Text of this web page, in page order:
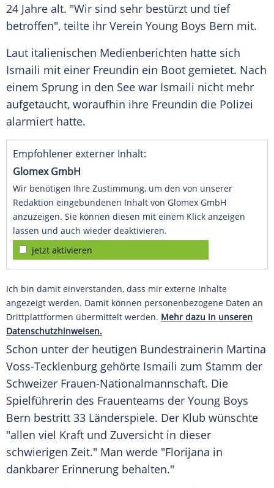
24 Jahre alt. "Wir sind sehr bestürzt und tief
betroffen", teilte ihr Verein Young Boys Bern mit.
Laut italienischen Medienberichten hatte sich
Ismaili mit einer Freundin ein Boot gemietet. Nach
einem Sprung in den See war Ismaili nicht mehr
aufgetaucht, woraufhin ihre Freundin die Polizei
alarmiert hatte.
Empfohlener externer Inhalt:
Glomex GmbH
Wir benötigen Ihre Zustimmung, um den von unserer
Redaktion eingebundenen Inhalt von Glomex GmbH
anzuzeigen. Sie können diesen mit einem Klick anzeigen
lassen und auch wieder deaktivieren.
jetzt aktivieren
Ich bin damit einverstanden, dass mir externe Inhalte
angezeigt werden. Damit können personenbezogene Daten an
Drittplattformen übermittelt werden. Mehr dazu in unseren
Datenschutzhinweisen.
Schon unter der heutigen Bundestrainerin Martina
Voss-Tecklenburg gehörte Ismaili zum Stamm der
Schweizer Frauen-Nationalmannschaft. Die
Spielführerin des Frauenteams der Young Boys
Bern bestritt 33 Länderspiele. Der Klub wünschte
"allen viel Kraft und Zuversicht in dieser
schwierigen Zeit." Man werde "Florijana in
dankbarer Erinnerung behalten."